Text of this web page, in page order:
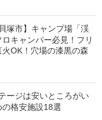
塚市】キャンプ場「渓
キャンパー必見！フリ
OK！穴場の漆黒の森
ージは安いところがい
の格安施設18選